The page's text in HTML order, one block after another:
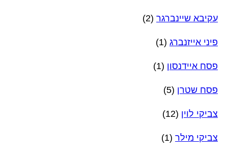
עקיבא שיינברגר (2)
פיני אייזנברג (1)
פסח איידנסון (1)
פסח שטרן (5)
צביקי לוין (12)
צביקי מילר (1)